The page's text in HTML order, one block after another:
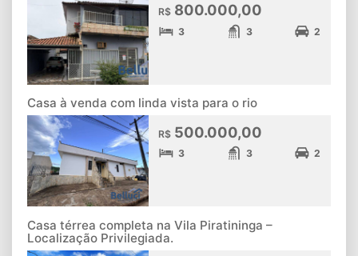
R$ 800.000,00
3 3 2
Casa à venda com linda vista para o rio
R$ 500.000,00
3 3 2
Casa térrea completa na Vila Piratininga –
Localização Privilegiada.